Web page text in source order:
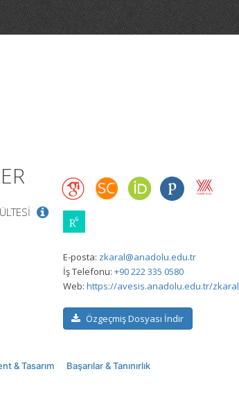
E-posta: zkaral@anadolu.edu.tr
İş Telefonu: +90 222 335 0580
Web: https://avesis.anadolu.edu.tr/zkaral
Özgeçmiş Dosyası İndir
& Tasarım Başarılar & Tanınırlık